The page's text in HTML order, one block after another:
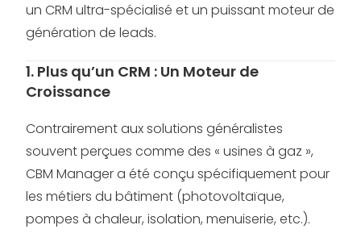
un CRM ultra-spécialisé et un puissant moteur de
génération de leads.
1. Plus qu’un CRM : Un Moteur de
Croissance
Contrairement aux solutions généralistes
souvent perçues comme des « usines à gaz »,
CBM Manager a été conçu spécifiquement pour
les métiers du bâtiment (photovoltaïque,
pompes à chaleur, isolation, menuiserie, etc.).